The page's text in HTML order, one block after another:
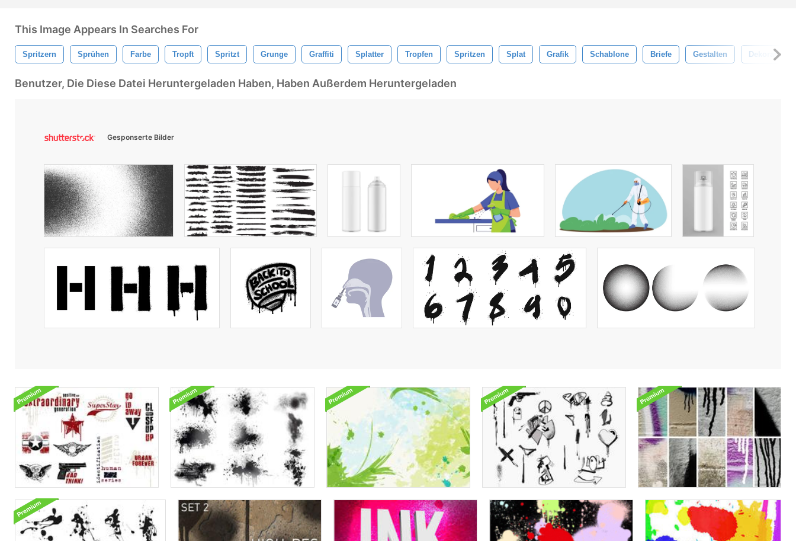
This Image Appears In Searches For
Spritzern Sprühen Farbe Tropft Spritzt Grunge Graffiti Splatter Tropfen Spritzen Splat Grafik Schablone Briefe Gestalten Dekoration
Benutzer, Die Diese Datei Heruntergeladen Haben, Haben Außerdem Heruntergeladen
Gesponserte Bilder